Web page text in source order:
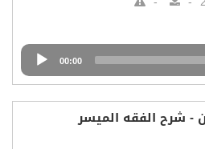
00:00
- شرح الفقه الميسر